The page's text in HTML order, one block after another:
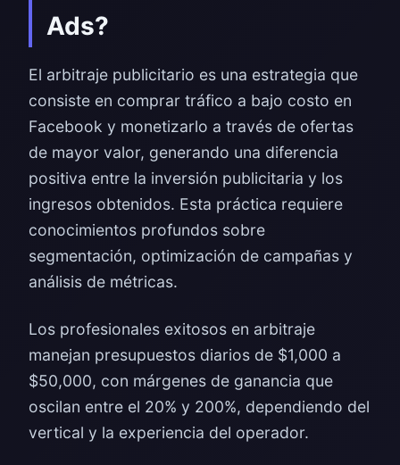
Ads?
El arbitraje publicitario es una estrategia que
consiste en comprar tráfico a bajo costo en
Facebook y monetizarlo a través de ofertas
de mayor valor, generando una diferencia
positiva entre la inversión publicitaria y los
ingresos obtenidos. Esta práctica requiere
conocimientos profundos sobre
segmentación, optimización de campañas y
análisis de métricas.
Los profesionales exitosos en arbitraje
manejan presupuestos diarios de $1,000 a
$50,000, con márgenes de ganancia que
oscilan entre el 20% y 200%, dependiendo del
vertical y la experiencia del operador.